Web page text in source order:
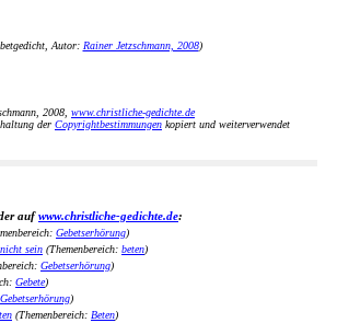
Autor: Rainer Jetzschmann, 2008)
2008, www.christliche-gedichte.de
der Copyrightbestimmungen kopiert und weiterverwendet
aufwww.christliche-gedichte.de:
Gebetserhörung)
sein (Themenbereich: beten)
Gebetserhörung)
Gebete)
Gebetserhörung)
(Themenbereich: Beten)